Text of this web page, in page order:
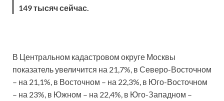
149 тысяч сейчас.
В Центральном кадастровом округе Москвы
показатель увеличится на 21,7%, в Северо-Восточном
– на 21,1%, в Восточном – на 22,3%, в Юго-Восточном
– на 23%, в Южном – на 22,4%, в Юго-Западном –